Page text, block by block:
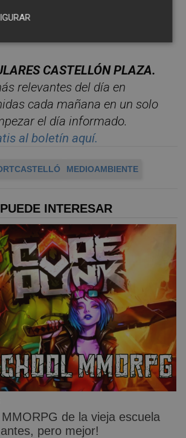
CASTELLÓNPLAZA.
ás relevantes del día en
cada mañana en un solo
el día informado.
alboletín aquí.
MEDIOAMBIENTE
INTERESAR
de la vieja escuela
pero mejor!